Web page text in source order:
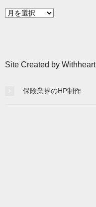
月
覧
Site Created by Withheart
保険業界のHP制作